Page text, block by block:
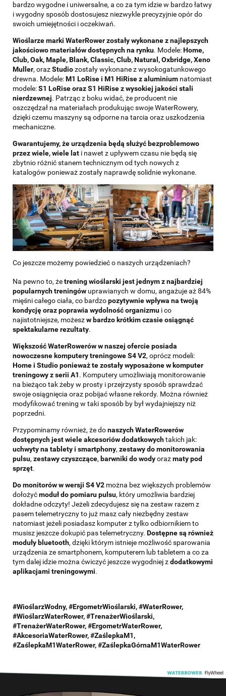
bardzo wygodne i uniwersalne, a co za tym idzie w bardzo łatwy
i wygodny sposób dostosujesz niezwykle precyzyjnie opór do
swoich umiejętności i oczekiwań.
Wioślarze marki WaterRower zostały wykonane z najlepszych
jakościowo materiałów dostępnych na rynku. Modele:Home,
Club, Oak, Maple, Blank, Classic, Club, Natural, Oxbridge, Xeno
Muller, orazStudiozostały wykonane z wysokogatunkowego
drewna. Modele:M1 LoRise i M1 HiRise z aluminium natomiast
modele:S1 LoRise oraz S1 HiRise z wysokiej jakości stali
nierdzewnej. Patrząc z boku widać, że producent nie
oszczędzał na materiałach produkując swoje WaterRowery,
dzięki czemu maszyny są odporne na tarcia oraz uszkodzenia
mechaniczne.
Gwarantujemy, że urządzenia będą służyć bezproblemowo
przez wiele, wiele lat i nawet z upływem czasu nie będą się
zbytnio różnić stanem technicznym od tych nowych z
katalogów ponieważ zostały naprawdę solidnie wykonane.
Co jeszcze możemy powiedzieć o naszych urządzeniach?
Na pewno to, żetrening wioślarski jest jednym z najbardziej
popularnych treningów uprawianych w domu, angażuje aż 84%
mięśni całego ciała, co bardzopozytywnie wpływa na twoją
kondycję oraz poprawia wydolność organizmu i co
najistotniejsze, możeszw bardzo krótkim czasie osiągnąć
spektakularne rezultaty.
Większość WaterRowerów w naszej ofercie posiada
nowoczesne komputery treningowe S4 V2, oprócz modeli:
Home i Studio ponieważ te zostały wyposażone w komputer
treningowy z serii A1. Komputery umożliwiają monitorowanie
na bieżąco tak żeby w prosty i przejrzysty sposób sprawdzać
swoje osiągnięcia oraz pobijać własne rekordy. Można również
modyfikować trening w taki sposób by był wydajniejszy niż
poprzedni.
Przypominamy również, że donaszych WaterRowerów
dostępnych jest wiele akcesoriów dodatkowychtakich jak:
uchwyty na tablety i smartphony, zestawy do monitorowania
pulsu, zestawy czyszczące, barwniki do wodyorazmaty pod
sprzęt.
Do monitorów w wersji S4 V2 można bez większych problemów
dołożyćmoduł do pomiaru pulsu, który umożliwia bardziej
dokładne odczyty! Jeżeli zdecydujesz się na zestaw razem z
pasem telemetryczny to już masz cały niezbędny zestaw
natomiast jeżeli posiadasz komputer z tylko odbiornikiem to
musisz jeszcze dokupić pas telemetryczny. Dostępne są również
moduły bluetooth, dzięki którym istnieje możliwość sparowania
urządzenia ze smartphonem, komputerem lub tabletem a co za
tym dalej idzie można ćwiczyć jeszcze wygodniej zdodatkowymi
aplikacjami treningowymi.
#WioślarzWodny, #ErgometrWioślarski, #WaterRower,
#WioślarzWaterRower, #TrenażerWioślarski,
#TrenażerWaterRower, #ErgometrWaterRower,
#AkcesoriaWaterRower, #ZaślepkaM1,
#ZaślepkaM1WaterRower,#ZaślepkaGórnaM1WaterRower